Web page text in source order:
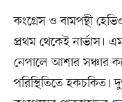
কংগ্রেস ও বামপন্থী
প্রথম থেকেই নার্ভাস।
নেপালে আশার সঞ্চার
পরিস্থিতিতে হকচকিত।